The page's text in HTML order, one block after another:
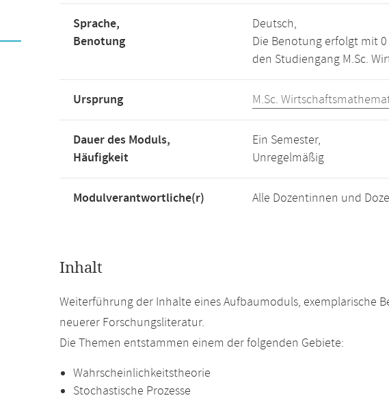
Sprache,
Benotung
Deutsch,
Die Benotung erfolgt mit
den Studiengang M.Sc.
Ursprung M.Sc.
Dauer des Moduls,
Häufigkeit
Ein Semester,
Unregelmäßig
Modulverantwortliche(r) Alle Dozentinnen und
Inhalt
Weiterführung der Inhalte eines Aufbaumoduls, exemplarische
neuerer Forschungsliteratur.
Die Themen entstammen einem der folgenden Gebiete:
Wahrscheinlichkeitstheorie
Stochastische Prozesse